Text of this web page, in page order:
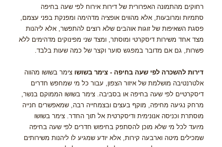
רחוקים מהתמונה האפרורית של דירות אירוח לפי שעה בחיפה
סתמיות ומרובעות, אלא מהווים אופציה מדהימה ומפנקת בפני עצמם,
פסגת השאיפות של זוגות אוהבים שלא רוצים להתפשר, אלא ליהנות
מצד אחד משירות דיסקרטי ומוסתר, ומצד שני מפינוקים מדהימים ללא
פשרות, גם אם מדובר במפגש סוער וקצר של כמה שעות בלבד.
דירות להשכרה לפי שעה בחיפה - צימר בשושו צימר בשושו מהווה
אלטרנטיבה מושלמת של איזור הצפון, עבור כל מי שמחפש חדרים
דיסקרטיים לפי שעה בחיפה או בסביבה. צימר בשושו הממוקם בנשר,
מרחק נגיעה מחיפה, מוקף בעצים ובצמחייה רבה, שמאפשרים חנייה
מוסתרת וכניסה אנונימית ודיסקרטית אל תוך החדר. צימר בשושו
מיועד לכל מי שלא מוכן להסתפק בחיפוש חדרים לפי שעה בחיפה
שמכילים מיטה וארבעה קירות, אלא יודע שמגיע לו ליהנות משירותים